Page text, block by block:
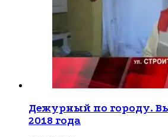
Дежурный по городу.
2018 года